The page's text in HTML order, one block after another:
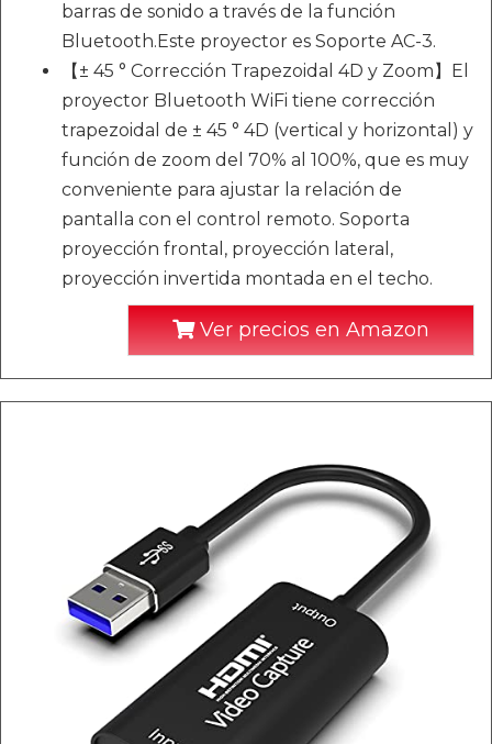
barras de sonido a través de la función
Bluetooth.Este proyector es Soporte AC-3.
【± 45 ° Corrección Trapezoidal 4D y Zoom】El
proyector Bluetooth WiFi tiene corrección
trapezoidal de ± 45 ° 4D (vertical y horizontal) y
función de zoom del 70% al 100%, que es muy
conveniente para ajustar la relación de
pantalla con el control remoto. Soporta
proyección frontal, proyección lateral,
proyección invertida montada en el techo.
Ver precios en Amazon